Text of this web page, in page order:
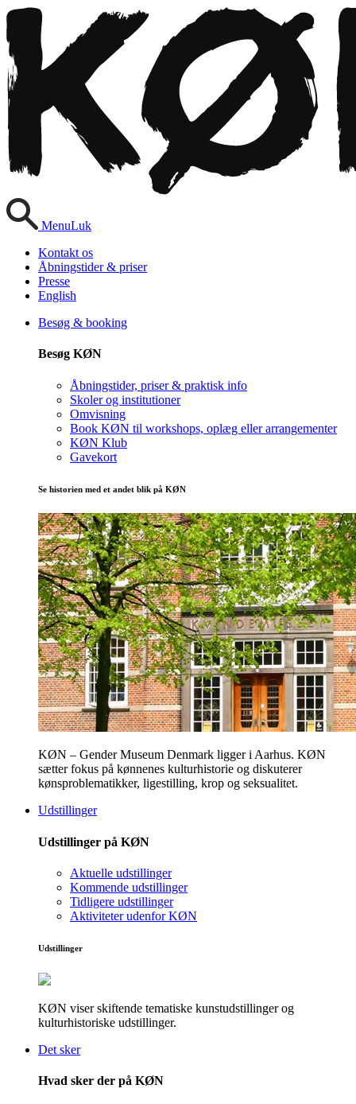
MenuLuk
Kontakt os
Åbningstider & priser
Presse
English
Besøg & booking
Besøg KØN
Åbningstider, priser & praktisk info
Skoler og institutioner
Omvisning
Book KØN til workshops, oplæg eller arrangementer
KØN Klub
Gavekort
Se historien med et andet blik på KØN
KØN – Gender Museum Denmark ligger i Aarhus. KØN
sætter fokus på kønnenes kulturhistorie og diskuterer
kønsproblematikker, ligestilling, krop og seksualitet.
Udstillinger
Udstillinger på KØN
Aktuelle udstillinger
Kommende udstillinger
Tidligere udstillinger
Aktiviteter udenfor KØN
Udstillinger
KØN viser skiftende tematiske kunstudstillinger og
kulturhistoriske udstillinger.
Det sker
Hvad sker der på KØN